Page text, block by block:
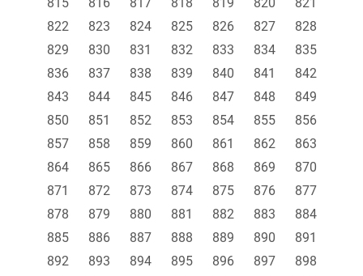
822
823 824 825 826 827
828
829
830 831 832 833 834
835
836
837 838 839 840 841
842
843
844 845 846 847 848
849
850
851 852 853 854 855
856
857
858 859 860 861 862
863
864
865 866 867 868 869
870
871
872 873 874 875 876
877
878
879 880 881 882 883
884
885
886 887 888 889 890
891
892
893 894 895 896 897
898